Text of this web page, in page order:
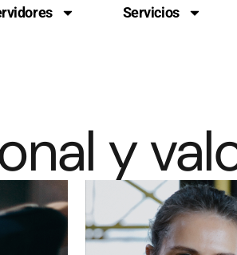
Servicios
y